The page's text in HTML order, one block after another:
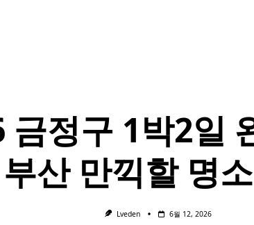
금정구 1박2일
산 만끽할 명
Lveden 6월 12, 2026